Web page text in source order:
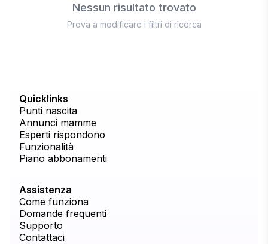
Nessun risultato trovato
Prova a modificare i filtri di ricerca
Quicklinks
Punti nascita
Annunci mamme
Esperti rispondono
Funzionalità
Piano abbonamenti
Assistenza
Come funziona
Domande frequenti
Supporto
Contattaci